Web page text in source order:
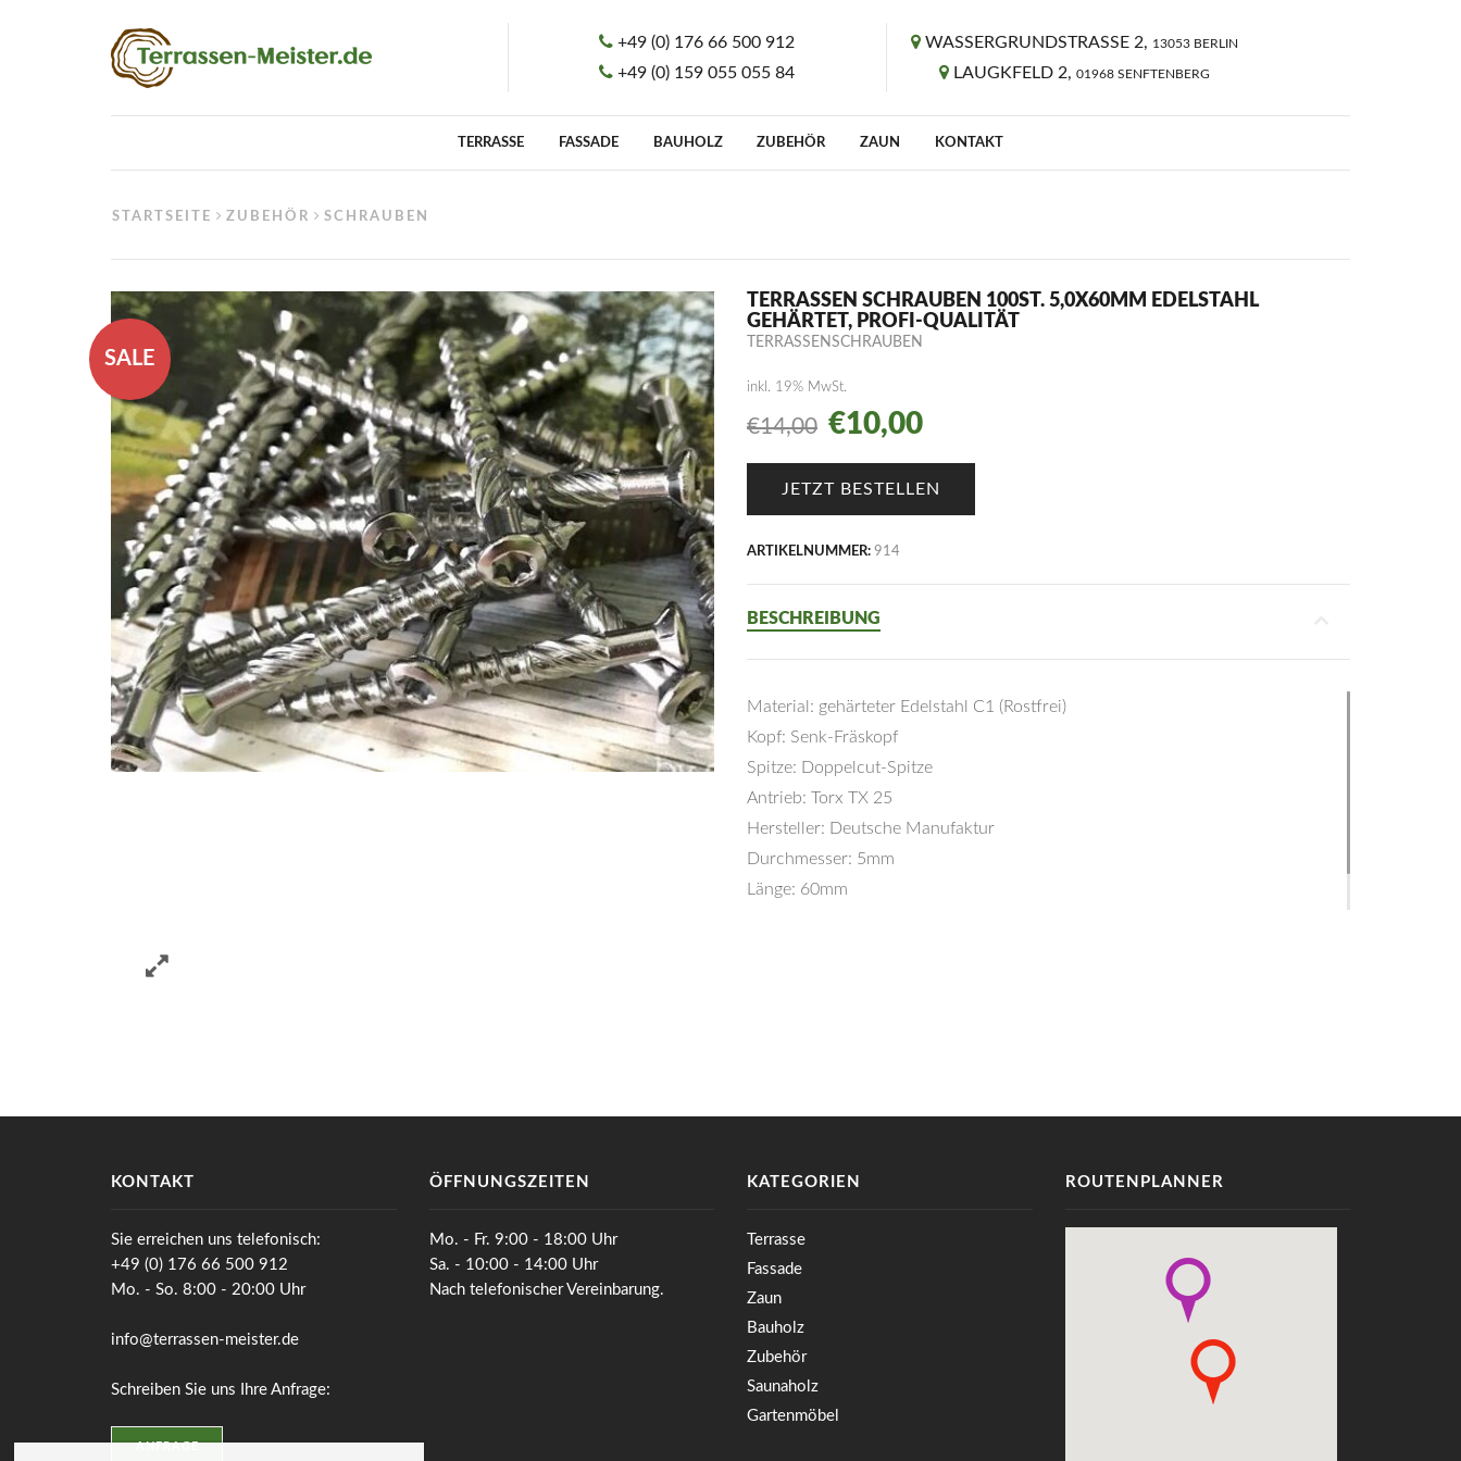
+49 (0) 176 66 500 912
+49 (0) 159 055 055 84
WASSERGRUNDSTRASSE 2, 13053 BERLIN
LAUGKFELD 2,01968 SENFTENBERG
TERRASSE FASSADE BAUHOLZ ZUBEHÖR ZAUN KONTAKT
STARTSEITE ZUBEHÖR SCHRAUBEN
SALE
TERRASSEN SCHRAUBEN 100ST. 5,0X60MM EDELSTAHL
GEHÄRTET, PROFI-QUALITÄT
TERRASSENSCHRAUBEN
inkl. 19% MwSt.
€14,00 €10,00
JETZT BESTELLEN
ARTIKELNUMMER: 914
BESCHREIBUNG
Material: gehärteter Edelstahl C1 (Rostfrei)
Kopf: Senk-Fräskopf
Spitze: Doppelcut-Spitze
Antrieb: Torx TX 25
Hersteller: Deutsche Manufaktur
Durchmesser: 5mm
Länge: 60mm
KONTAKT
Sie erreichen uns telefonisch:
+49 (0) 176 66 500 912
Mo. - So. 8:00 - 20:00 Uhr
info@terrassen-meister.de
Schreiben Sie uns Ihre Anfrage:
ANFRAGE
ÖFFNUNGSZEITEN
Mo. - Fr. 9:00 - 18:00 Uhr
Sa. - 10:00 - 14:00 Uhr
Nach telefonischer Vereinbarung.
KATEGORIEN
Terrasse
Fassade
Zaun
Bauholz
Zubehör
Saunaholz
Gartenmöbel
ROUTENPLANNER